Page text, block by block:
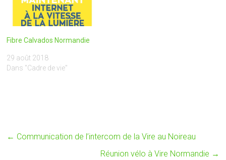
Fibre Calvados Normandie
29 août 2018
Dans "Cadre de vie"
← Communication de l’intercom de la Vire au Noireau
Réunion vélo à Vire Normandie →